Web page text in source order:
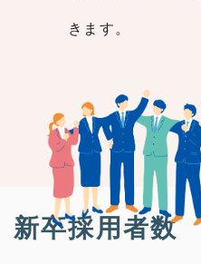
きます。
新卒採用者数